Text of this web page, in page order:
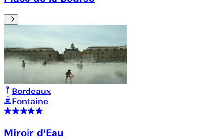
Bordeaux
Fontaine
Miroir d'Eau